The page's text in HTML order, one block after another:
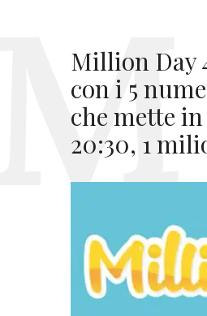
Million Day
con i 5
che mette
20:30, 1